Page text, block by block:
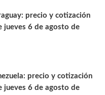
precio y cotización
jueves 6 de agosto de
precio y cotización
jueves 6 de agosto de